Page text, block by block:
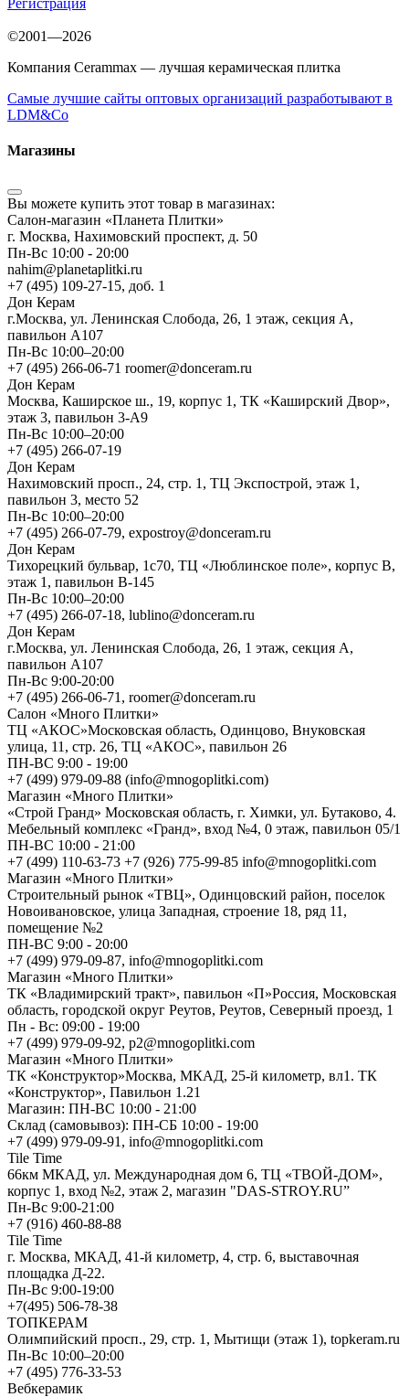
Регистрация
©2001—2026
Компания Cerammax — лучшая керамическая плитка
Самые лучшие сайты оптовых организаций разработывают в
LDM&Co
Магазины
Вы можете купить этот товар в магазинах:
Салон-магазин «Планета Плитки»
г. Москва, Нахимовский проспект, д. 50
Пн-Вс 10:00 - 20:00
nahim@planetaplitki.ru
+7 (495) 109-27-15, доб. 1
Дон Керам
г.Москва, ул. Ленинская Слобода, 26, 1 этаж, секция А,
павильон А107
Пн-Вс 10:00–20:00
+7 (495) 266-06-71 roomer@donceram.ru
Дон Керам
Москва, Каширское ш., 19, корпус 1, ТК «Каширский Двор»,
этаж 3, павильон 3-А9
Пн-Вс 10:00–20:00
+7 (495) 266-07-19
Дон Керам
Нахимовский просп., 24, стр. 1, ТЦ Экспострой, этаж 1,
павильон 3, место 52
Пн-Вс 10:00–20:00
+7 (495) 266-07-79, expostroy@donceram.ru
Дон Керам
Тихорецкий бульвар, 1с70, ТЦ «Люблинское поле», корпус В,
этаж 1, павильон В-145
Пн-Вс 10:00–20:00
+7 (495) 266-07-18, lublino@donceram.ru
Дон Керам
г.Москва, ул. Ленинская Слобода, 26, 1 этаж, секция А,
павильон А107
Пн-Вс 9:00-20:00
+7 (495) 266-06-71, roomer@donceram.ru
Салон «Много Плитки»
ТЦ «АКОС»Московская область, Одинцово, Внуковская
улица, 11, стр. 26, ТЦ «АКОС», павильон 26
ПН-ВС 9:00 - 19:00
+7 (499) 979-09-88 (info@mnogoplitki.com)
Магазин «Много Плитки»
«Строй Гранд» Московская область, г. Химки, ул. Бутаково, 4.
Мебельный комплекс «Гранд», вход №4, 0 этаж, павильон 05/1
ПН-ВС 10:00 - 21:00
+7 (499) 110-63-73 +7 (926) 775-99-85 info@mnogoplitki.com
Магазин «Много Плитки»
Cтроительный рынок «ТВЦ», Одинцовский район, поселок
Новоивановское, улица Западная, строение 18, ряд 11,
помещение №2
ПН-ВС 9:00 - 20:00
+7 (499) 979-09-87, info@mnogoplitki.com
Магазин «Много Плитки»
ТК «Владимирский тракт», павильон «П»Россия, Московская
область, городской округ Реутов, Реутов, Северный проезд, 1
Пн - Вс: 09:00 - 19:00
+7 (499) 979-09-92, p2@mnogoplitki.com
Магазин «Много Плитки»
ТК «Конструктор»Москва, МКАД, 25-й километр, вл1. ТК
«Конструктор», Павильон 1.21
Магазин: ПН-ВС 10:00 - 21:00
Склад (самовывоз): ПН-СБ 10:00 - 19:00
+7 (499) 979-09-91, info@mnogoplitki.com
Tile Time
66км МКАД, ул. Международная дом 6, ТЦ «ТВОЙ-ДОМ»,
корпус 1, вход №2, этаж 2, магазин "DAS-STROY.RU”
Пн-Вс 9:00-21:00
+7 (916) 460-88-88
Tile Time
г. Москва, МКАД, 41-й километр, 4, стр. 6, выставочная
площадка Д-22.
Пн-Вс 9:00-19:00
+7(495) 506-78-38
ТОПКЕРАМ
Олимпийский просп., 29, стр. 1, Мытищи (этаж 1), topkeram.ru
Пн-Вс 10:00–20:00
+7 (495) 776-33-53
Вебкерамик